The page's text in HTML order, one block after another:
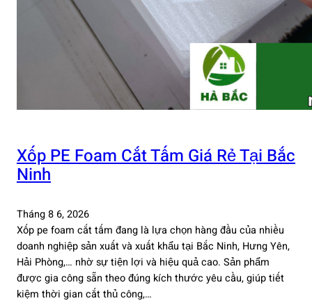
Xốp PE Foam Cắt Tấm Giá Rẻ Tại Bắc
Ninh
Tháng 8 6, 2026
Xốp pe foam cắt tấm đang là lựa chọn hàng đầu của nhiều
doanh nghiệp sản xuất và xuất khẩu tại Bắc Ninh, Hưng Yên,
Hải Phòng,… nhờ sự tiện lợi và hiệu quả cao. Sản phẩm
được gia công sẵn theo đúng kích thước yêu cầu, giúp tiết
kiệm thời gian cắt thủ công,…